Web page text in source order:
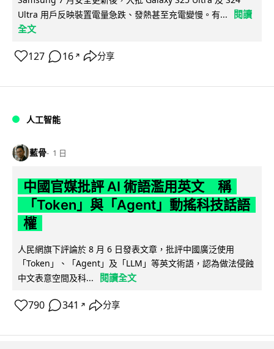
Ultra 用戶反映裝置電量急跌、發熱甚至充電變慢。有...
閱讀
全文
127 16 ↗ 分享
人工智能
藍骨 1 日
中國官媒批評 AI 術語濫用英文 稱
「Token」與「Agent」動搖科技話語
權
人民網旗下評論於 8 月 6 日發表文章，批評中國廣泛使用
「Token」、「Agent」及「LLM」等英文術語，認為做法侵蝕
中文表意空間及科...
閱讀全文
790 341 ↗ 分享